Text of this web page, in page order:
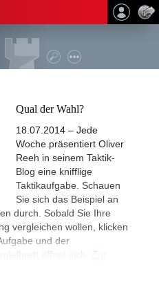
Qual der Wahl?
18.07.2014 – Jede
Woche präsentiert Oliver
Reeh in seinem Taktik-
Blog eine knifflige
Taktikaufgabe. Schauen
Sie sich das Beispiel an
durch. Sobald Sie Ihre
vergleichen wollen, klicken
und der
öffnet sich. Zur